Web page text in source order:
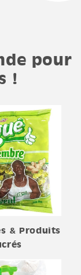
pour
!
& Produits